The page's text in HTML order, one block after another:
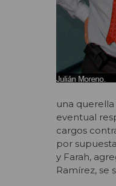
una
eventual
cargos
por
y Farah,
Ramírez, se